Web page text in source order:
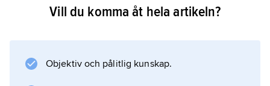
Akrylgummi är en sampolymer mellan
exempelvis O-ringar och packningar, på grund
Vill du komma åt hela artikeln?
Objektiv och pålitlig kunskap.